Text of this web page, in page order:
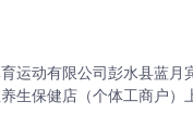
运动有限公司彭水县蓝月
生保健店（个体工商户）